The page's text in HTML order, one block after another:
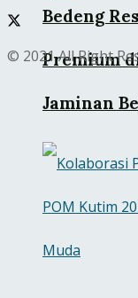
Bedeng
Premium
Jaminan
© 2021 All Right